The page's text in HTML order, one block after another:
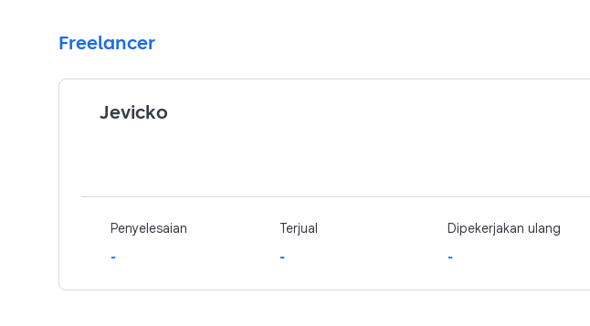
Freelancer
Jevicko
Penyelesaian
-
Terjual
-
Dipekerjakan ulang
-